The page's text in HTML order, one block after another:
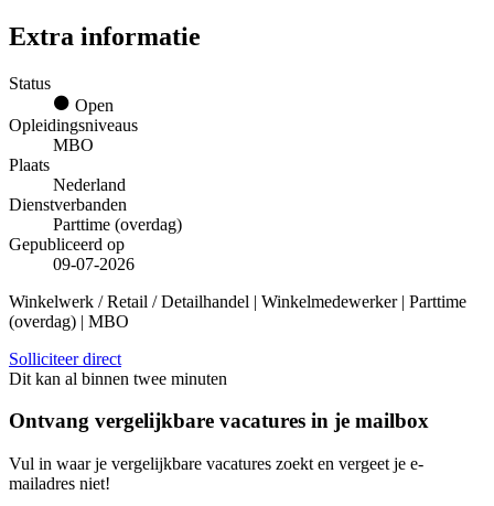
Extra informatie
Status
Open
Opleidingsniveaus
MBO
Plaats
Nederland
Dienstverbanden
Parttime (overdag)
Gepubliceerd op
09-07-2026
Winkelwerk / Retail / Detailhandel | Winkelmedewerker | Parttime
(overdag) | MBO
Solliciteer direct
Dit kan al binnen twee minuten
Ontvang vergelijkbare vacatures in je mailbox
Vul in waar je vergelijkbare vacatures zoekt en vergeet je e-
mailadres niet!